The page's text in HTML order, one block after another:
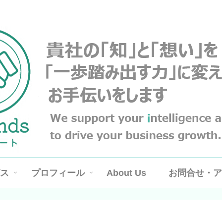
プロフィール About Us お問合せ・